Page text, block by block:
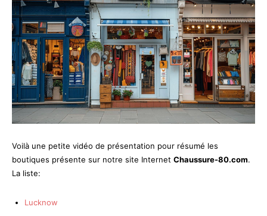
Voilà une petite vidéo de présentation pour résumé les
boutiques présente sur notre site Internet Chaussure-80.com.
La liste:
Lucknow